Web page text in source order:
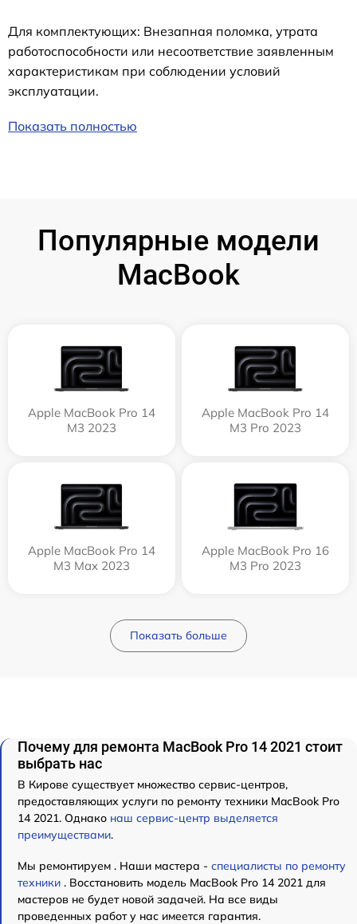
Для комплектующих: Внезапная поломка, утрата
работоспособности или несоответствие заявленным
характеристикам при соблюдении условий
эксплуатации.
Показать полностью
Популярные модели
MacBook
Apple MacBook Pro 14
M3 2023
Apple MacBook Pro 14
M3 Pro 2023
Apple MacBook Pro 14
M3 Max 2023
Apple MacBook Pro 16
M3 Pro 2023
Показать больше
Почему для ремонта MacBook Pro 14 2021 стоит
выбрать нас
В Кирове существует множество сервис-центров,
предоставляющих услуги по ремонту техники MacBook Pro
14 2021. Однако наш сервис-центр выделяется
преимуществами.
Мы ремонтируем . Наши мастера - специалисты по ремонту
техники . Восстановить модель MacBook Pro 14 2021 для
мастеров не будет новой задачей. На все виды
проведенных работ у нас имеется гарантия.